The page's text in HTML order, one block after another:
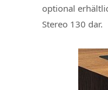
optional
Stereo 130 dar.